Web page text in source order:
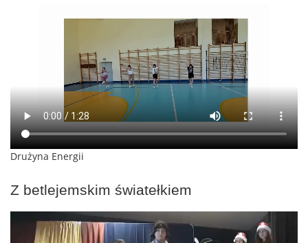
Drużyna Energii
Z betlejemskim światełkiem
Odtwarzacz